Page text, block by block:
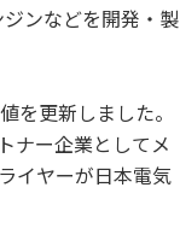
ンなどを開発・製
を更新しました。
ナー企業としてメ
イヤーが日本電気